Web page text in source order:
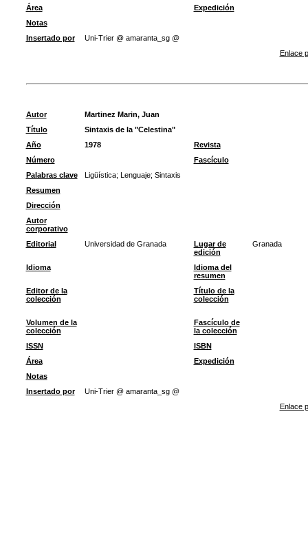
Área
Expedición
Notas
Insertado por
Uni-Trier @ amaranta_sg @
Enlace
Autor
Martinez Marin, Juan
Título
Sintaxis de la "Celestina"
Año
1978
Revista
Número
Fascículo
Palabras clave
Ligüística; Lenguaje; Sintaxis
Resumen
Dirección
Autor
corporativo
Editorial
Universidad de Granada
Lugar de
edición
Granada
Idioma
Idioma del
resumen
Editor de la
colección
Título de la
colección
Volumen de la
colección
Fascículo de
la colección
ISSN
ISBN
Área
Expedición
Notas
Insertado por
Uni-Trier @ amaranta_sg @
Enlace